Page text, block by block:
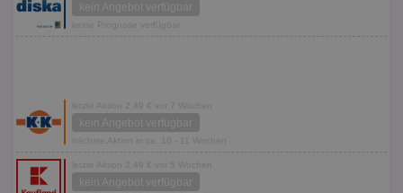
kein Angebot verfügbar
keine Prognose verfügbar
letzte Aktion 2,49 € vor 7 Wochen
kein Angebot verfügbar
nächste Aktion in ca. 10 - 11 Wochen
letzte Aktion 2,49 € vor 5 Wochen
kein Angebot verfügbar